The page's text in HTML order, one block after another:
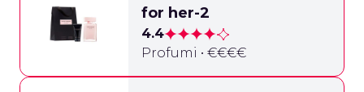
for her-2
4.4
Profumi • €€€€